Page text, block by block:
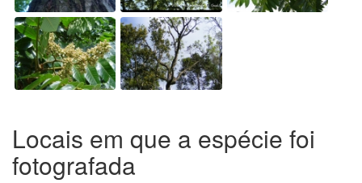
Locais em que a espécie foi
fotografada